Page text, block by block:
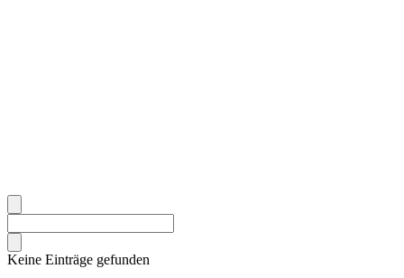
Keine Einträge gefunden